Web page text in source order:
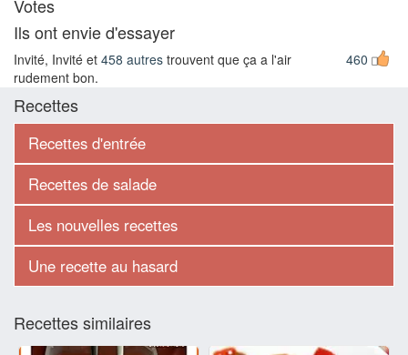
Votes
Ils ont envie d'essayer
460
Invité, Invité et 458 autres trouvent que ça a l'air
rudement bon.
Recettes
Recettes d'entrée
Recettes de salade
Les nouvelles recettes
Une recette au hasard
Recettes similaires